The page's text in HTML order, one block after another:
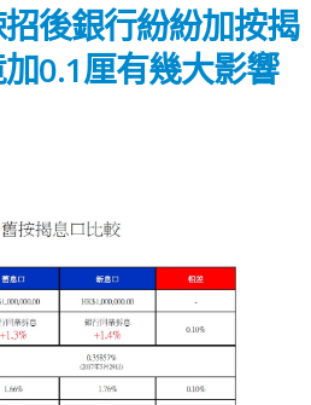
後銀行紛紛加按揭
0.1厘有幾大影響